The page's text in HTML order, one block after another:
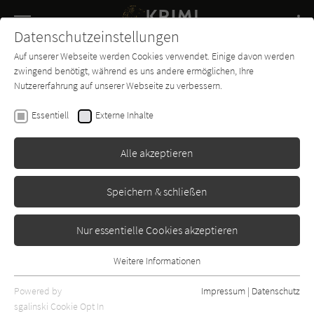
SUCHE
Buch-
Entdecker
Forum Charts
Lars Lenth
Der Lärm der Fische beim
Limes
Datenschutzeinstellungen
Auf unserer Webseite werden Cookies verwendet. Einige davon werden
zwingend benötigt, während es uns andere ermöglichen, Ihre
Nutzererfahrung auf unserer Webseite zu verbessern.
Essentiell Externe Inhalte
Alle akzeptieren
Speichern & schließen
Nur essentielle Cookies akzeptieren
Essentielle Cookies werden für grundlegende Funktionen der
Webseite benötigt. Dadurch ist gewährleistet, dass die Webseite
Weitere Informationen
Powered by
sgalinski Cookie Opt In
Impressum | Datenschutz